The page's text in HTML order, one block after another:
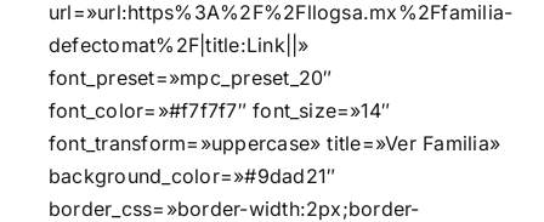
url=»url:https%3A%2F%2Fllogsa.mx%2Ffamilia-
defectomat%2F|title:Link||»
font_preset=»mpc_preset_20″
font_color=»#f7f7f7″ font_size=»14″
font_transform=»uppercase» title=»Ver Familia»
background_color=»#9dad21″
border_css=»border-width:2px;border-